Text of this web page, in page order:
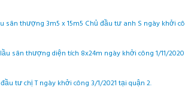
thượng 3m5 x 15m5 Chủ đầu tư anh S ngày khởi
sân thượng diện tích 8x24m ngày khởi công 1/11/
tư chị T ngày khởi công 3/1/2021 tại quận 2.